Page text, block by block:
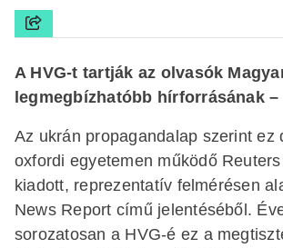
A HVG-t tartják az olvasók
legmegbízhatóbb hírforrásának –
Az ukrán propagandalap szerint ez
oxfordi egyetemen működő
kiadott, reprezentatív felmérésen
News Report című jelentéséből.
sorozatosan a HVG-é ez a